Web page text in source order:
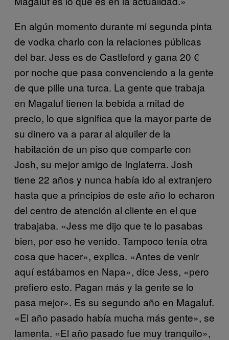
En algún momento durante mi segunda pinta
de vodka charlo con la relaciones públicas
del bar. Jess es de Castleford y gana 20 €
por noche que pasa convenciendo a la gente
de que pille una turca. La gente que trabaja
en Magaluf tienen la bebida a mitad de
precio, lo que significa que la mayor parte de
su dinero va a parar al alquiler de la
habitación de un piso que comparte con
Josh, su mejor amigo de Inglaterra. Josh
tiene 22 años y nunca había ido al extranjero
hasta que a principios de este año lo echaron
del centro de atención al cliente en el que
trabajaba. «Jess me dijo que te lo pasabas
bien, por eso he venido. Tampoco tenía otra
cosa que hacer», explica. «Antes de venir
aquí estábamos en Napa», dice Jess, «pero
prefiero esto. Pagan más y la gente se lo
pasa mejor». Es su segundo año en Magaluf.
«El año pasado había mucha más gente», se
lamenta. «El año pasado fue muy tranquilo»,